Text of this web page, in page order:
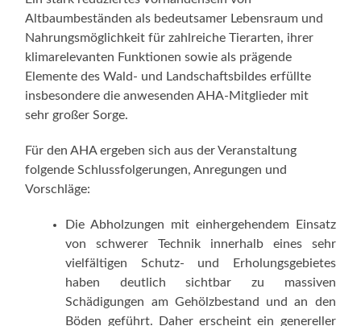
Altbaumbeständen als bedeutsamer Lebensraum und
Nahrungsmöglichkeit für zahlreiche Tierarten, ihrer
klimarelevanten Funktionen sowie als prägende
Elemente des Wald- und Landschaftsbildes erfüllte
insbesondere die anwesenden AHA-Mitglieder mit
sehr großer Sorge.
Für den AHA ergeben sich aus der Veranstaltung
folgende Schlussfolgerungen, Anregungen und
Vorschläge:
Die Abholzungen mit einhergehendem Einsatz
von schwerer Technik innerhalb eines sehr
vielfältigen Schutz- und Erholungsgebietes
haben deutlich sichtbar zu massiven
Schädigungen am Gehölzbestand und an den
Böden geführt. Daher erscheint ein genereller